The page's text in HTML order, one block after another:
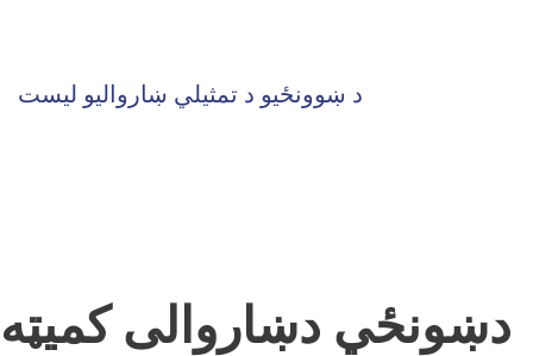
د ښوونځیو د تمثیلي ښاروالیو لیست
دښونځي دښاروالی کمیټه